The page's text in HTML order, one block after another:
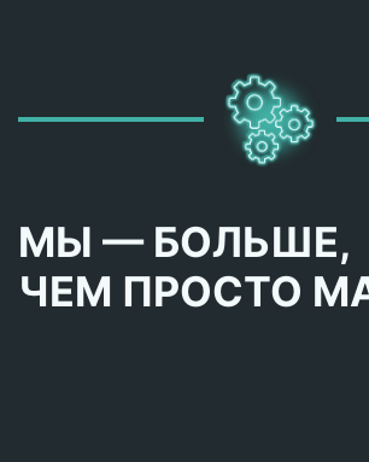
МЫ — БОЛЬШЕ,
ЧЕМ ПРОСТО